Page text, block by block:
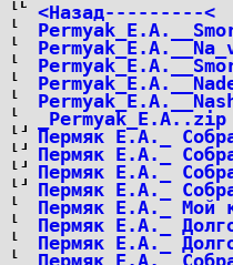
<Назад---------<
_Permyak_E.A..zip
Пермяк Е.А._
Пермяк Е.А._
Пермяк Е.А._
Пермяк Е.А._
Пермяк Е.А._ Мой
Пермяк Е.А._
Пермяк Е.А._
Пермяк Е.А._